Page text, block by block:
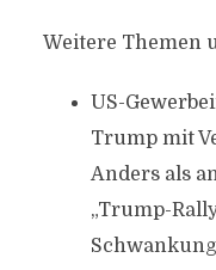
Weitere Themen
US-
Trump mit
Anders als
„Trump-